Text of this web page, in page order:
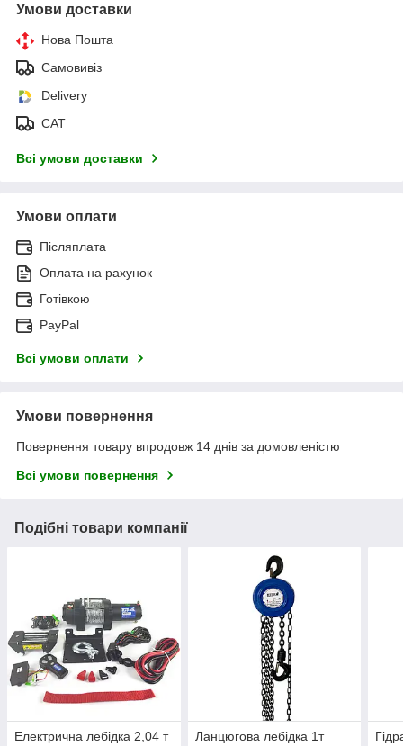
Умови доставки
Нова Пошта
Самовивіз
Delivery
САТ
Всі умови доставки
Умови оплати
Післяплата
Оплата на рахунок
Готівкою
PayPal
Всі умови оплати
Умови повернення
Повернення товару впродовж 14 днів за домовленістю
Всі умови повернення
Подібні товари компанії
Електрична лебідка 2,04 т
Ланцюгова лебідка 1т